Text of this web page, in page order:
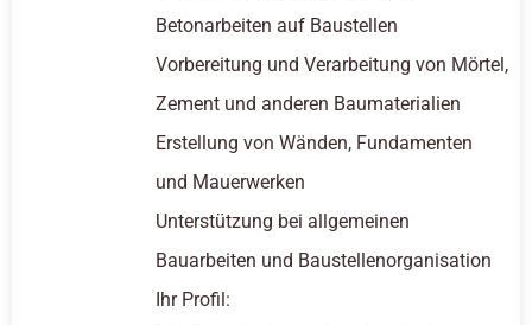
Betonarbeiten auf Baustellen
Vorbereitung und Verarbeitung von Mörtel,
Zement und anderen Baumaterialien
Erstellung von Wänden, Fundamenten
und Mauerwerken
Unterstützung bei allgemeinen
Bauarbeiten und Baustellenorganisation
Ihr Profil: